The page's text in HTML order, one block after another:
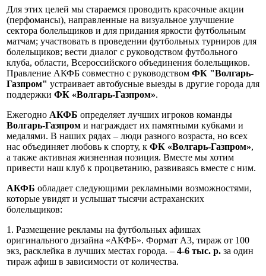
Для этих целей мы стараемся проводить красочные акции
(перфомансы), направленные на визуальное улучшение
сектора болельщиков и для придания яркости футбольным
матчам; участвовать в проведении футбольных турниров для
болельщиков; вести диалог с руководством футбольного
клуба, области, Всероссийского объединения болельщиков.
Правление АКФБ совместно с руководством ФК "Волгарь-
Газпром" устраивает автобусные выезды в другие города для
поддержки ФК «Волгарь-Газпром».
Ежегодно АКФБ определяет лучших игроков команды
Волгарь-Газпром и награждает их памятными кубками и
медалями. В наших рядах – люди разного возраста, но всех
нас объединяет любовь к спорту, к ФК «Волгарь-Газпром»,
а также активная жизненная позиция. Вместе мы хотим
привести наш клуб к процветанию, развиваясь вместе с ним.
АКФБ обладает следующими рекламными возможностями,
которые увидят и услышат тысячи астраханских
болельщиков:
1. Размещение рекламы на футбольных афишах
оригинального дизайна «АКФБ». Формат А3, тираж от 100
экз, расклейка в лучших местах города. – 4-6 тыс. р. за один
тираж афиш в зависимости от количества.